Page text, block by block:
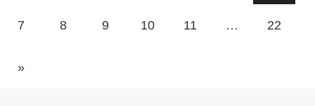
7 8 9 10 11 … 22
»